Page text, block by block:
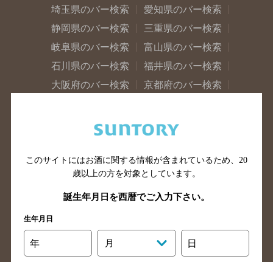
埼玉県のバー検索
愛知県のバー検索
静岡県のバー検索
三重県のバー検索
岐阜県のバー検索
富山県のバー検索
石川県のバー検索
福井県のバー検索
大阪府のバー検索
京都府のバー検索
滋賀県のバー検索
和歌山県のバー検索
山口県のバー検索
鳥取県のバー検索
島根県のバー検索
徳島県のバー検索
香川県のバー検索
愛媛県のバー検索
高知県のバー検索
長崎県のバー検索
佐賀県のバー検索
大分県のバー検索
熊本県のバー検索
このサイトにはお酒に関する情報が含まれているため、 20
歳以上の方を対象としています。
誕生年月日を西暦でご入力下さい。
生年月日
年 月 日